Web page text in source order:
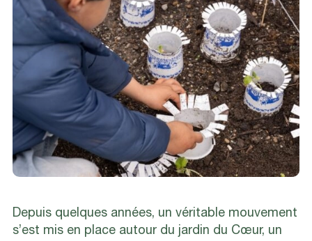
Depuis quelques années, un véritable mouvement
s’est mis en place autour du jardin du Cœur, un